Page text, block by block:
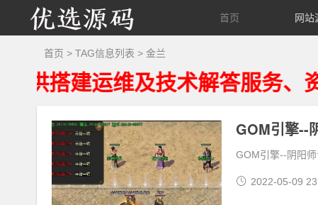
优
源
首页 网站
首页 > TAG信息列表 > 金兰
建运维及技术解答服务、资源
GOM引擎--阴阳
2022-05-09